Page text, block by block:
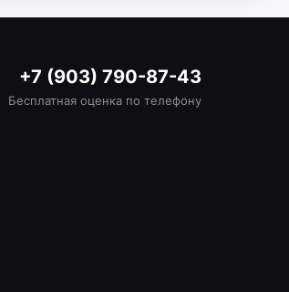
+7 (903) 790-87-43
Бесплатная оценка по телефону